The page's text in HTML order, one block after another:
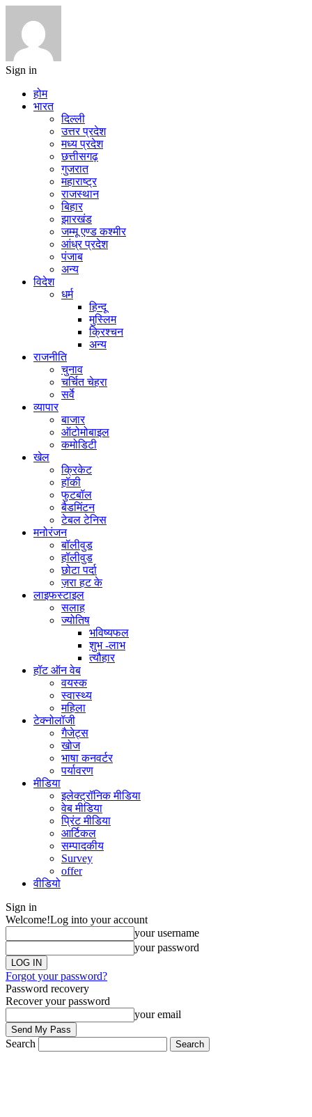
Sign in
होम
भारत
दिल्ली
उत्तर प्रदेश
मध्य प्रदेश
छत्तीसगढ़
गुजरात
महाराष्ट्र
राजस्थान
बिहार
झारखंड
जम्मू एण्ड कश्मीर
आंध्र प्रदेश
पंजाब
अन्य
विदेश
धर्म
हिन्दू
मुस्लिम
क्रिश्चन
अन्य
राजनीति
चुनाव
चर्चित चेहरा
सर्वे
व्यापार
बाजार
ऑटोमोबाइल
कमोडिटी
खेल
क्रिकेट
हॉकी
फुटबॉल
बैडमिंटन
टेबल टेनिस
मनोरंजन
बॉलीवुड
हॉलीवुड
छोटा पर्दा
ज़रा हट के
लाइफस्टाइल
सलाह
ज्योतिष
भविष्यफल
शुभ -लाभ
त्यौहार
हॉट ऑन वेब
वयस्क
स्वास्थ्य
महिला
टेक्नोलॉजी
गैजेट्स
खोज
भाषा कनवर्टर
पर्यावरण
मीडिया
इलेक्ट्रॉनिक मीडिया
वेब मीडिया
प्रिंट मीडिया
आर्टिकल
सम्पादकीय
Survey
offer
वीडियो
Sign in
Welcome!Log into your account
your username
your password
Forgot your password?
Password recovery
Recover your password
your email
Search